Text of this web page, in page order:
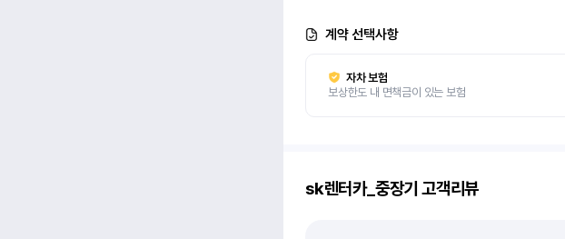
계약 선택사항
자차 보험
보상한도 내 면책금이 있는 보험
sk렌터카_중장기 고객리뷰